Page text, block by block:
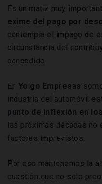
Es un matiz muy
exime del pago por
contempla el impago de
circunstancia del
concedida.
En Yoigo Empresas
industria del automóvil
punto de inflexión en
las próximas décadas
factores imprevistos.
Por eso mantenemos la
cuestión que no solo